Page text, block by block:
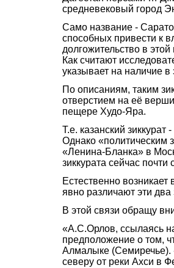
средневековый город
Само название -
способных привести к
долгожительство в
Как считают
указывает на наличие в
По описаниям, таким
отверстием на её
пещере Худо-Яра.
Т.е. казанский
Однако «политическим
«Ленина-Бланка» в
зиккурата сейчас почти
Естественно возникает
явно различают эти два
В этой связи обращу
«А.С.Орлов, ссылаясь
предположение о том,
Алмалыке (Семиречье).
северу от реки Ахси в